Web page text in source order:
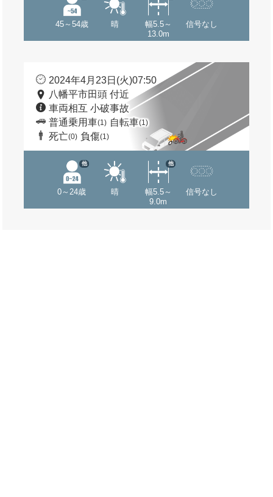
45～54歳 晴
幅5.5～
13.0m
信号なし
2024年4月23日(火)07:50
八幡平市田頭 付近
車両相互 小破事故
普通乗用車(1) 自転車(1)
死亡(0) 負傷(1)
0～24歳
他
晴
幅5.5～
9.0m
他
信号なし